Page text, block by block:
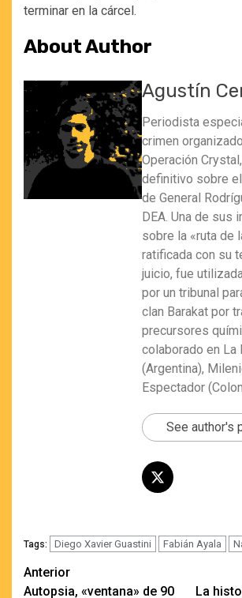
terminar en la cárcel.
About Author
Agustín
Periodista
crimen
Operación
definitivo sobre
de General
DEA. Una de sus
sobre la «ruta de
ratificada con su
juicio, fue
por un tribunal
clan Barakat por
precursores
colaborado en La
(Argentina),
Espectador
See author's
Tags: Diego Xavier Guastini Fabián Ayala
Navegación
Anterior
Autopsia, «ventana» de 90
La